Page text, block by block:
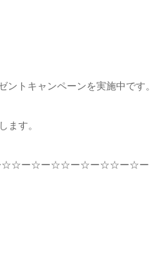
ントキャンペーンを実施中です。
ます。
☆☆ー☆ー☆☆ー☆ー☆☆ー☆ー